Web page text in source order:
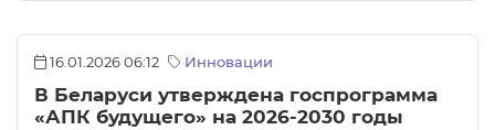
16.01.2026 06:12 Инновации
В Беларуси утверждена госпрограмма
«АПК будущего» на 2026-2030 годы